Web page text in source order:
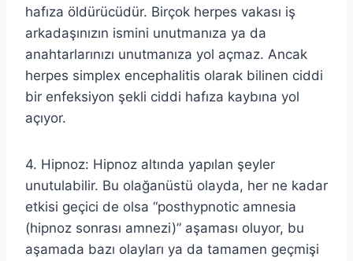
hafıza öldürücüdür. Birçok herpes vakası iş
arkadaşınızın ismini unutmanıza ya da
anahtarlarınızı unutmanıza yol açmaz. Ancak
herpes simplex encephalitis olarak bilinen ciddi
bir enfeksiyon şekli ciddi hafıza kaybına yol
açıyor.
4. Hipnoz: Hipnoz altında yapılan şeyler
unutulabilir. Bu olağanüstü olayda, her ne kadar
etkisi geçici de olsa “posthypnotic amnesia
(hipnoz sonrası amnezi)” aşaması oluyor, bu
aşamada bazı olayları ya da tamamen geçmişi